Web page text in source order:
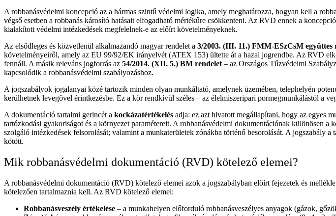
A robbanásvédelmi koncepció az a hármas szintű védelmi logika, amely meghatározza, hogyan kell a
végső esetben a robbanás károsító hatásait elfogadható mértékűre csökkenteni. Az RVD ennek a
kialakított védelmi intézkedések megfelelnek-e az előírt követelményeknek.
Az elsődleges és közvetlenül alkalmazandó magyar rendelet a 3/2003. (III. 11.) FMM-ESzCsM együttes
követelményeiről, amely az EU 99/92/EK irányelvét (ATEX 153) ültette át a hazai jogrendbe. Az RVD
fennáll. A másik releváns jogforrás az 54/2014. (XII. 5.) BM rendelet– az Országos Tűzvédelmi
kapcsolódik a robbanásvédelmi szabályozáshoz.
A jogszabályok jogalanyai közé tartozik minden olyan munkáltató, amelynek üzemében, telephelyén
kerülhetnek levegővel érintkezésbe. Ez a kör rendkívül széles – az élelmiszeripari pormegmunkálástól a
A dokumentáció tartalmi gerincét a kockázatértékelés adja: ez azt hivatott megállapítani, hogy az egyes
tartózkodási gyakoriságot és a környezet paramétereit. A robbanásvédelmi dokumentációnak különösen
szolgáló intézkedések felsorolását; valamint a munkaterületek zónákba történő besorolását. A jogszabály
kötött.
Mik robbanásvédelmi dokumentáció (RVD) kötelező elemei?
A robbanásvédelmi dokumentáció (RVD) kötelező elemei azok a jogszabályban előírt fejezetek és
kötelezően tartalmaznia kell. Az RVD kötelező elemei:
Robbanásveszély értékelése – a munkahelyen előforduló robbanásveszélyes anyagok (gázok,